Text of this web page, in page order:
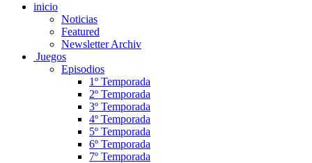
inicio
Noticias
Featured
Newsletter Archiv
Juegos
Episodios
1º Temporada
2º Temporada
3º Temporada
4º Temporada
5º Temporada
6º Temporada
7º Temporada